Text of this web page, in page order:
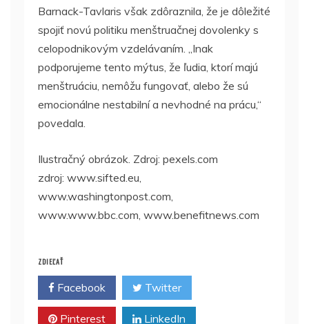
Barnack-Tavlaris však zdôraznila, že je dôležité
spojiť novú politiku menštruačnej dovolenky s
celopodnikovým vzdelávaním. „Inak
podporujeme tento mýtus, že ľudia, ktorí majú
menštruáciu, nemôžu fungovať, alebo že sú
emocionálne nestabilní a nevhodné na prácu,“
povedala.
Ilustračný obrázok. Zdroj: pexels.com
zdroj: www.sifted.eu,
www.washingtonpost.com,
www.www.bbc.com, www.benefitnews.com
ZDIEĽAŤ
Facebook Twitter
Pinterest LinkedIn